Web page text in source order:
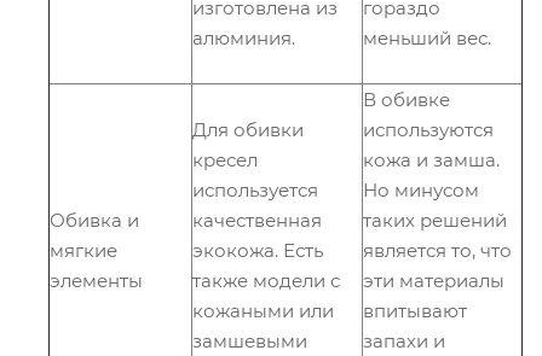
изготовлена из
алюминия.
гораздо
меньший вес.
Обивка и
мягкие
элементы
Для обивки
кресел
используется
качественная
экокожа. Есть
также модели с
кожаными или
замшевыми
В обивке
используются
кожа и замша.
Но минусом
таких решений
является то, что
эти материалы
впитывают
запахи и